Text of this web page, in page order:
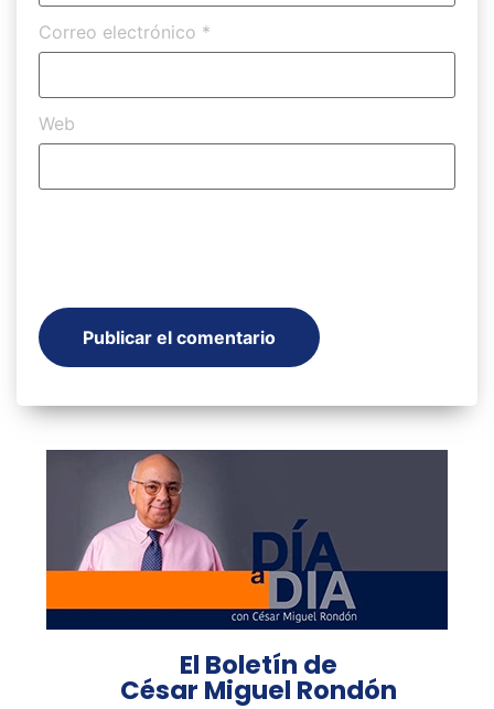
Correo electrónico *
Web
El Boletín de
César Miguel Rondón